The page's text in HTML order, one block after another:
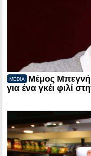
MEDIA
Μέμος
για ένα γκέι φιλί